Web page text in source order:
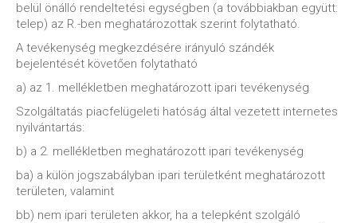
belül önálló rendeltetési egységben (a továbbiakban együtt:
telep) az R.-ben meghatározottak szerint folytatható.
A tevékenység megkezdésére irányuló szándék
bejelentését követően folytatható
a) az 1. mellékletben meghatározott ipari tevékenység
Szolgáltatás piacfelügeleti hatóság által vezetett internetes
nyilvántartás:
b) a 2. mellékletben meghatározott ipari tevékenység
ba) a külön jogszabályban ipari területként meghatározott
területen, valamint
bb) nem ipari területen akkor, ha a telepként szolgáló